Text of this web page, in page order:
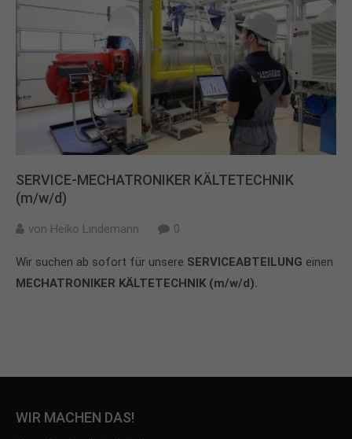
SERVICE-MECHATRONIKER KÄLTETECHNIK
(m/w/d)
von Heiko Lindemann 0
Wir suchen ab sofort für unsere SERVICEABTEILUNG einen
MECHATRONIKER KÄLTETECHNIK (m/w/d).
WIR MACHEN DAS!